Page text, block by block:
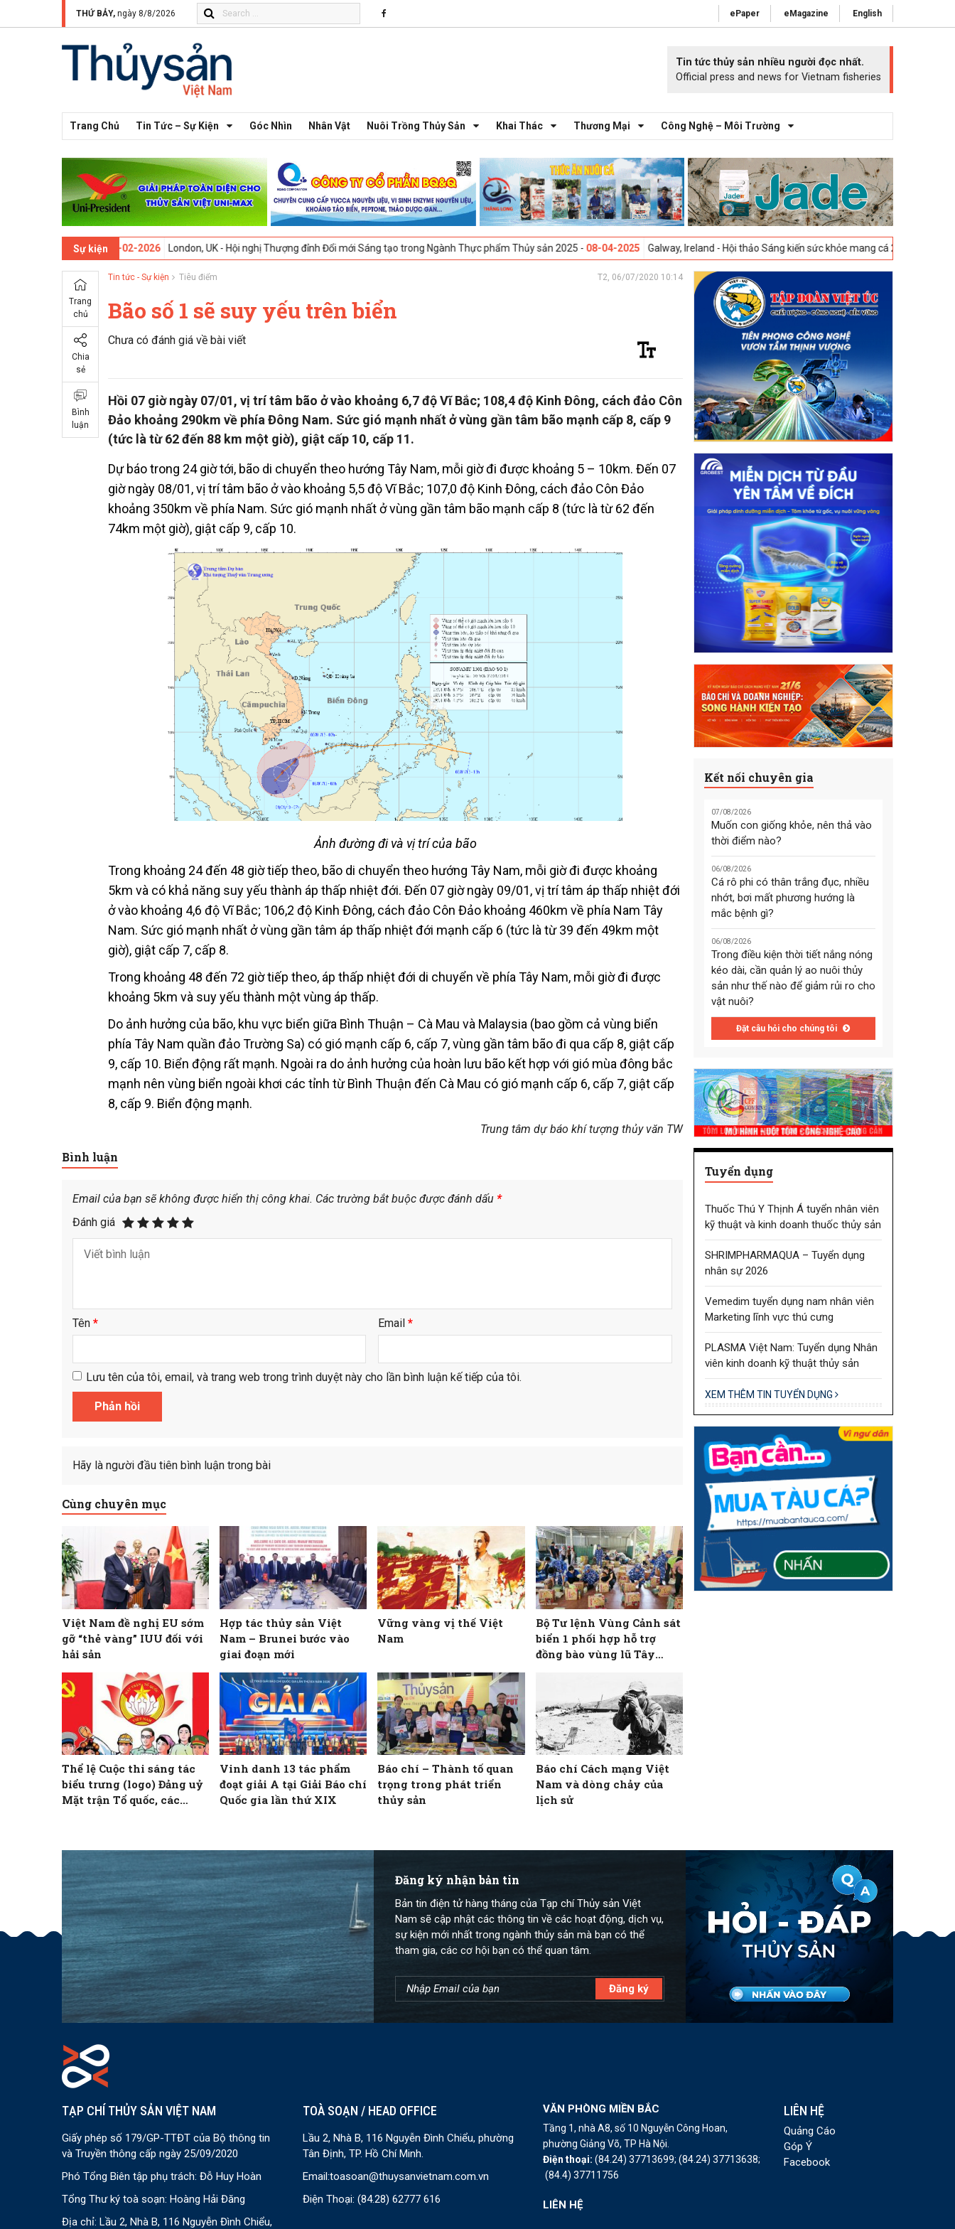
THỨ BẢY, ngày 8/8/2026 ePaper eMagazine English
Tin tức thủy sản nhiều người đọc nhất.
Official press and news for Vietnam fisheries
Trang Chủ Tin Tức – Sự Kiện Góc Nhìn Nhân Vật Nuôi Trồng Thủy Sản Khai Thác Thương Mại Công Nghệ – Môi Trường
Sự kiện
09-02-2026 London, UK - Hội nghị Thượng đỉnh Đổi mới Sáng tạo trong Ngành Thực phẩm Thủy sản 2025 -08-04-2025 Galway, Ireland - Hội thảo Sáng kiến sức khỏe mang cá 2025 -23-04-2025
Trang
chủ
Chia
sẻ
Bình
luận
Tin tức - Sự kiện Tiêu điểm T2, 06/07/2020 10:14
Bão số 1 sẽ suy yếu trên biển
Chưa có đánh giá về bài viết
Hồi 07 giờ ngày 07/01, vị trí tâm bão ở vào khoảng 6,7 độ Vĩ Bắc; 108,4 độ Kinh Đông, cách đảo Côn
Đảo khoảng 290km về phía Đông Nam. Sức gió mạnh nhất ở vùng gần tâm bão mạnh cấp 8, cấp 9
(tức là từ 62 đến 88 km một giờ), giật cấp 10, cấp 11.
Dự báo trong 24 giờ tới, bão di chuyển theo hướng Tây Nam, mỗi giờ đi được khoảng 5 – 10km. Đến 07
giờ ngày 08/01, vị trí tâm bão ở vào khoảng 5,5 độ Vĩ Bắc; 107,0 độ Kinh Đông, cách đảo Côn Đảo
khoảng 350km về phía Nam. Sức gió mạnh nhất ở vùng gần tâm bão mạnh cấp 8 (tức là từ 62 đến
74km một giờ), giật cấp 9, cấp 10.
Ảnh đường đi và vị trí của bão
Trong khoảng 24 đến 48 giờ tiếp theo, bão di chuyển theo hướng Tây Nam, mỗi giờ đi được khoảng
5km và có khả năng suy yếu thành áp thấp nhiệt đới. Đến 07 giờ ngày 09/01, vị trí tâm áp thấp nhiệt đới
ở vào khoảng 4,6 độ Vĩ Bắc; 106,2 độ Kinh Đông, cách đảo Côn Đảo khoảng 460km về phía Nam Tây
Nam. Sức gió mạnh nhất ở vùng gần tâm áp thấp nhiệt đới mạnh cấp 6 (tức là từ 39 đến 49km một
giờ), giật cấp 7, cấp 8.
Trong khoảng 48 đến 72 giờ tiếp theo, áp thấp nhiệt đới di chuyển về phía Tây Nam, mỗi giờ đi được
khoảng 5km và suy yếu thành một vùng áp thấp.
Do ảnh hưởng của bão, khu vực biển giữa Bình Thuận – Cà Mau và Malaysia (bao gồm cả vùng biển
phía Tây Nam quần đảo Trường Sa) có gió mạnh cấp 6, cấp 7, vùng gần tâm bão đi qua cấp 8, giật cấp
9, cấp 10. Biển động rất mạnh. Ngoài ra do ảnh hưởng của hoàn lưu bão kết hợp với gió mùa đông bắc
mạnh nên vùng biển ngoài khơi các tỉnh từ Bình Thuận đến Cà Mau có gió mạnh cấp 6, cấp 7, giật cấp
8, cấp 9. Biển động mạnh.
Trung tâm dự báo khí tượng thủy văn TW
Bình luận
Email của bạn sẽ không được hiển thị công khai. Các trường bắt buộc được đánh dấu *
Đánh giá
Tên * Email*
Lưu tên của tôi, email, và trang web trong trình duyệt này cho lần bình luận kế tiếp của tôi.
Hãy là người đầu tiên bình luận trong bài
Cùng chuyên mục
Việt Nam đề nghị EU sớm
gỡ “thẻ vàng” IUU đối với
hải sản
Hợp tác thủy sản Việt
Nam – Brunei bước vào
giai đoạn mới
Vững vàng vị thế Việt
Nam
Bộ Tư lệnh Vùng Cảnh sát
biển 1 phối hợp hỗ trợ
đồng bào vùng lũ Tây
Thể lệ Cuộc thi sáng tác
biểu trưng (logo) Đảng uỷ
Mặt trận Tổ quốc, các
đại biểu Đảng bộ Mặt trận
Trung ương lần thứ I,
nhiệm kỳ 2025 – 2030
Vinh danh 13 tác phẩm
đoạt giải A tại Giải Báo chí
Quốc gia lần thứ XIX
Báo chí – Thành tố quan
trọng trong phát triển
thủy sản
Báo chí Cách mạng Việt
Nam và dòng chảy của
lịch sử
Kết nối chuyên gia
07/08/2026
Muốn con giống khỏe, nên thả vào
thời điểm nào?
06/08/2026
Cá rô phi có thân trắng đục, nhiều
nhớt, bơi mất phương hướng là
mắc bệnh gì?
06/08/2026
Trong điều kiện thời tiết nắng nóng
kéo dài, cần quản lý ao nuôi thủy
sản như thế nào để giảm rủi ro cho
vật nuôi?
Đặt câu hỏi cho chúng tôi
Tuyển dụng
Thuốc Thú Y Thịnh Á tuyển nhân viên
kỹ thuật và kinh doanh thuốc thủy sản
SHRIMPHARMAQUA – Tuyển dụng
nhân sự 2026
Vemedim tuyển dụng nam nhân viên
Marketing lĩnh vực thú cưng
PLASMA Việt Nam: Tuyển dụng Nhân
viên kinh doanh kỹ thuật thủy sản
XEM THÊM TIN TUYỂN DỤNG
Đăng ký nhận bản tin
Bản tin điện tử hàng tháng của Tạp chí Thủy sản Việt
Nam sẽ cập nhật các thông tin về các hoạt động, dịch vụ,
sự kiện mới nhất trong ngành thủy sản mà bạn có thể
tham gia, các cơ hội bạn có thể quan tâm.
TẠP CHÍ THỦY SẢN VIỆT NAM
Giấy phép số 179/GP-TTĐT của Bộ thông tin
và Truyền thông cấp ngày 25/09/2020
Phó Tổng Biên tập phụ trách: Đỗ Huy Hoàn
Tổng Thư ký toà soạn: Hoàng Hải Đăng
Địa chỉ: Lầu 2, Nhà B, 116 Nguyễn Đình Chiểu,
TOÀ SOẠN / HEAD OFFICE
Lầu 2, Nhà B, 116 Nguyễn Đình Chiểu, phường
Tân Định, TP. Hồ Chí Minh.
Email:toasoan@thuysanvietnam.com.vn
Điện Thoại: (84.28) 62777 616
VĂN PHÒNG MIỀN BẮC
Tầng 1, nhà A8, số 10 Nguyễn Công Hoan,
phường Giảng Võ, TP Hà Nội.
Điện thoại:(84.24) 37713699;(84.24) 37713638;
(84.4) 37711756
LIÊN HỆ
LIÊN HỆ
Quảng Cáo
Góp Ý
Facebook